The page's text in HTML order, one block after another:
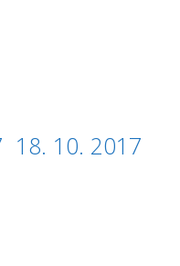
18. 10. 2017